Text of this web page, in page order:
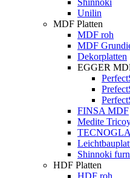
Unilin
MDF Platten
MDF roh
MDF
Dekorplatten
EGGER
FINSA MDF
Medite
Shinnoki
HDF Platten
HDF roh